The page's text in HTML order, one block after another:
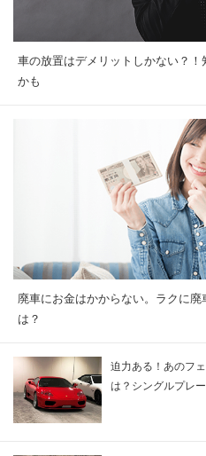
車の放置はデメリットしかない？
かも
廃車にお金はかからない。ラクに
は？
迫力ある！あのフ
は？シングルプレ